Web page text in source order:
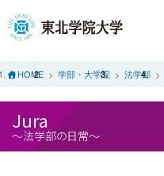
HOME 学部・大学院 法学部
Jura
～法学部の日常～